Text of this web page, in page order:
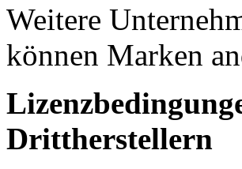
Weitere
können Marken
Drittherstellern